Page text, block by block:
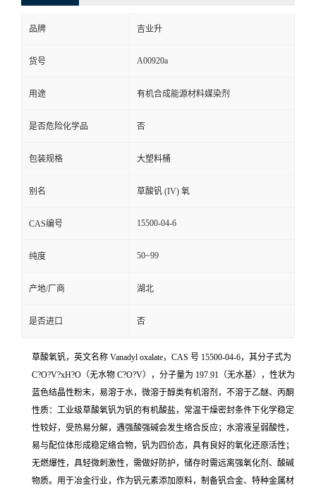
品牌 吉业升
货号 A00920a
用途 有机合成能源材料媒染剂
是否危险化学品 否
包装规格 大塑料桶
别名 草酸钒 (IV) 氧
CAS编号 15500-04-6
纯度 50~99
产地/厂商 湖北
是否进口 否
草酸氧钒，英文名称 Vanadyl oxalate，CAS 号 15500-04-6，其分子式为
C?O?V?xH?O（无水物 C?O?V），分子量为 197.91（无水基），性状为
蓝色结晶性粉末，易溶于水，微溶于醇类有机溶剂，不溶于乙醚、丙酮
性质：工业级草酸氧钒为钒的有机酸盐，常温干燥密封条件下化学稳定
性较好，受热易分解，遇强酸强碱会发生络合反应；水溶液呈弱酸性，
易与配位体形成稳定络合物，钒为四价态，具有良好的氧化还原活性；
无燃爆性，具轻微刺激性，需做好防护，储存时需远离强氧化剂、酸碱
物质。用于冶金行业，作为钒元素添加原料，制备钒合金、特种金属材